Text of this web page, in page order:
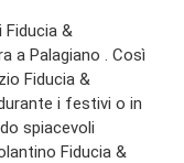
Fiducia &
a Palagiano . Così
Fiducia &
i festivi o in
spiacevoli
Fiducia &